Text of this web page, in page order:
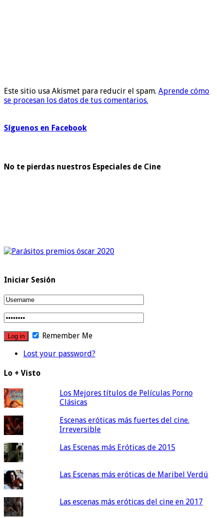
Este sitio usa Akismet para reducir el spam. Aprende cómo
se procesan los datos de tus comentarios.
Síguenos en Facebook
No te pierdas nuestros Especiales de Cine
Iniciar Sesión
Remember Me
Lost your password?
Lo + Visto
Los Mejores títulos de Películas Porno
Clásicas
Escenas eróticas más fuertes del cine.
Irreversible
Las Escenas más Eróticas de 2015
Las Escenas más eróticas de Maribel Verdú
Las escenas más eróticas del cine en 2017